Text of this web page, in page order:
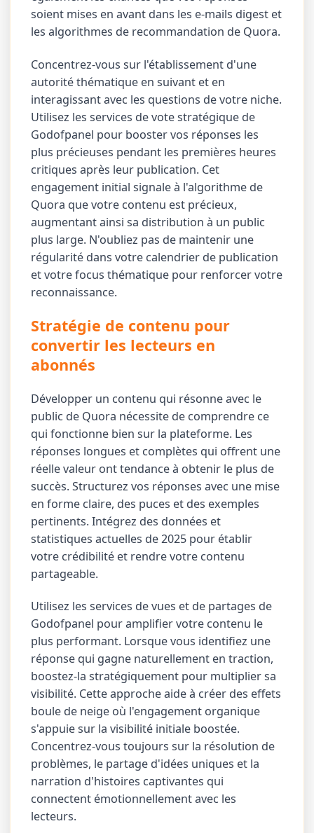
soient mises en avant dans les e-mails digest et
les algorithmes de recommandation de Quora.
Concentrez-vous sur l'établissement d'une
autorité thématique en suivant et en
interagissant avec les questions de votre niche.
Utilisez les services de vote stratégique de
Godofpanel pour booster vos réponses les
plus précieuses pendant les premières heures
critiques après leur publication. Cet
engagement initial signale à l'algorithme de
Quora que votre contenu est précieux,
augmentant ainsi sa distribution à un public
plus large. N'oubliez pas de maintenir une
régularité dans votre calendrier de publication
et votre focus thématique pour renforcer votre
reconnaissance.
Stratégie de contenu pour
convertir les lecteurs en
abonnés
Développer un contenu qui résonne avec le
public de Quora nécessite de comprendre ce
qui fonctionne bien sur la plateforme. Les
réponses longues et complètes qui offrent une
réelle valeur ont tendance à obtenir le plus de
succès. Structurez vos réponses avec une mise
en forme claire, des puces et des exemples
pertinents. Intégrez des données et
statistiques actuelles de 2025 pour établir
votre crédibilité et rendre votre contenu
partageable.
Utilisez les services de vues et de partages de
Godofpanel pour amplifier votre contenu le
plus performant. Lorsque vous identifiez une
réponse qui gagne naturellement en traction,
boostez-la stratégiquement pour multiplier sa
visibilité. Cette approche aide à créer des effets
boule de neige où l'engagement organique
s'appuie sur la visibilité initiale boostée.
Concentrez-vous toujours sur la résolution de
problèmes, le partage d'idées uniques et la
narration d'histoires captivantes qui
connectent émotionnellement avec les
lecteurs.